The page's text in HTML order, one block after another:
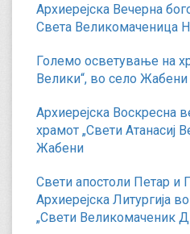
Архиерејска Вечерна
Света Великомаченица
Големо осветување на
Велики“, во село Жабени
Архиерејска Воскресна
храмот „Свети Атанасиј
Жабени
Свети апостоли Петар и
Архиерејска Литургија
„Свети Великомаченик